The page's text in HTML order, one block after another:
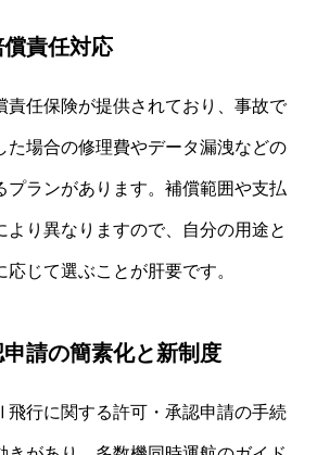
責任対応
責任保険が提供されており、事故で
た場合の修理費やデータ漏洩などの
プランがあります。補償範囲や支払
より異なりますので、自分の用途と
じて選ぶことが肝要です。
請の簡素化と新制度
行に関する許可・承認申請の手続